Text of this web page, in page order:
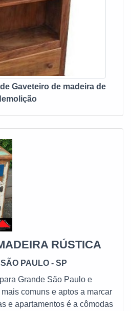
serviços e produtos. Se
um dos nossos consultores e
Gaveteiro de madeira de
RÚSTICA
PAULO - SP
Grande São Paulo e
e apartamentos é a cômodas